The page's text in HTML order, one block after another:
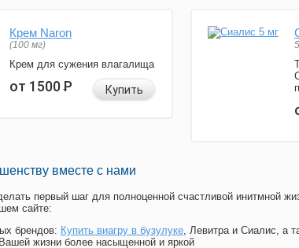
Крем Naron
(100 мг)
Крем для сужения влагалища
от 1500Р Купить
вместе с нами
первый шаг для полноценной счастливой инитмной
сайте:
брендов: Купить виагру в бузулуке, Левитра и Сиалис, а
жизни более насыщенной и яркой